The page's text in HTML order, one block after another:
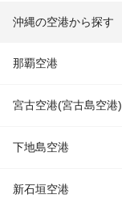
沖縄の空港から探す
那覇空港
宮古空港(宮古島空港)
下地島空港
新石垣空港